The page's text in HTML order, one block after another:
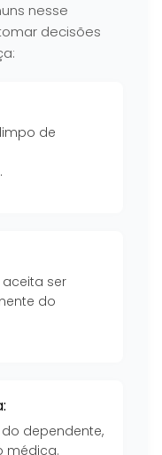
nesse
decisões
de
ser
do
dependente,
médica.